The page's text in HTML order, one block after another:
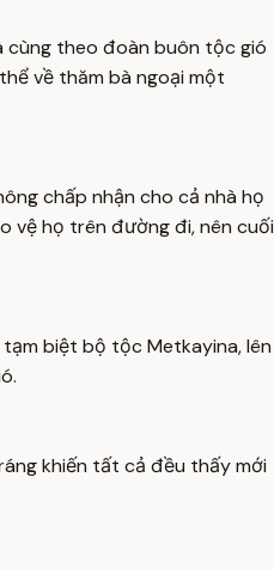
cùng theo đoàn buôn tộc gió
về thăm bà ngoại một
chấp nhận cho cả nhà họ
vệ họ trên đường đi, nên cuối
tạm biệt bộ tộc Metkayina, lên
khiến tất cả đều thấy mới